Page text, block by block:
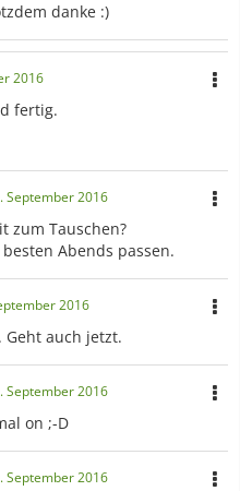
danke :)
2016
fertig.
September 2016
zum Tauschen?
Abends passen.
2016
Geht auch jetzt.
September 2016
on ;-D
September 2016